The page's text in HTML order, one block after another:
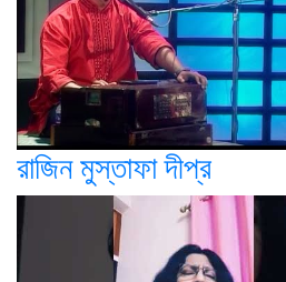
রাজিন মুস্তাফা দীপ্র